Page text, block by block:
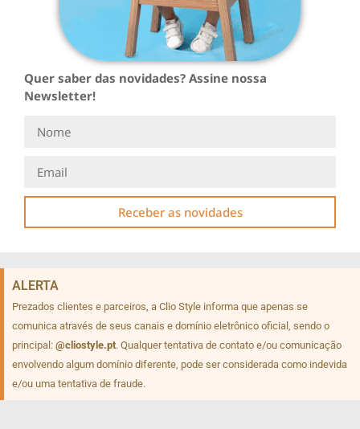
Quer saber das novidades? Assine nossa
Newsletter!
Receber as novidades
ALERTA
Prezados clientes e parceiros, a Clio Style informa que apenas se
comunica através de seus canais e domínio eletrônico oficial, sendo o
principal: @cliostyle.pt. Qualquer tentativa de contato e/ou comunicação
envolvendo algum domínio diferente, pode ser considerada como indevida
e/ou uma tentativa de fraude.